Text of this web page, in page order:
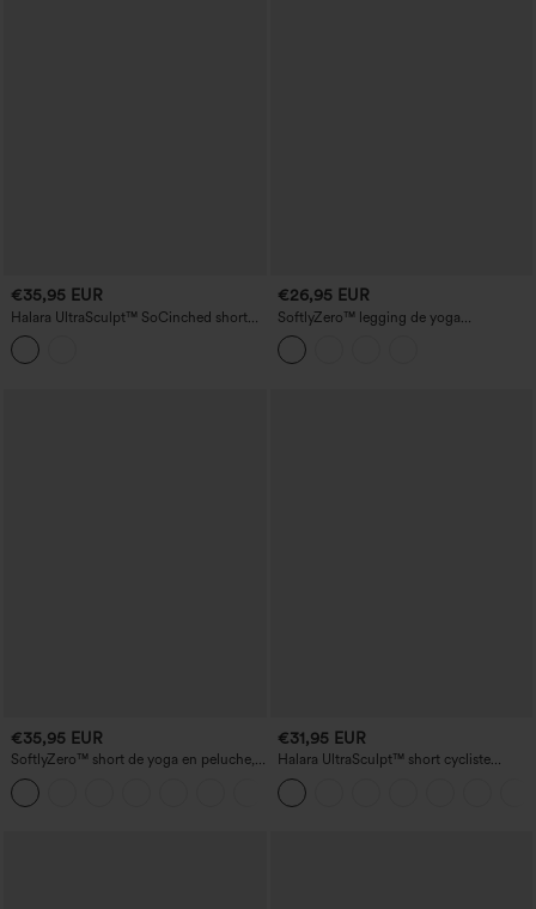
€35,95 EUR
Halara UltraSculpt™ SoCinched short
de yoga 7'' avec poches — taille haute,
maintien abdominal et effet galbant
pour les fessiers avec fronces.
€26,95 EUR
SoftlyZero™ legging de yoga
pantacourt taille haute à bande croisée,
avec poches
€35,95 EUR
SoftlyZero™ short de yoga en peluche,
taille haute, à empiècement croisé et
détail froncé, 5''
€31,95 EUR
Halara UltraSculpt™ short cycliste
d'entraînement taille haute 9'' — effet
sculptant et gainant, avec poche